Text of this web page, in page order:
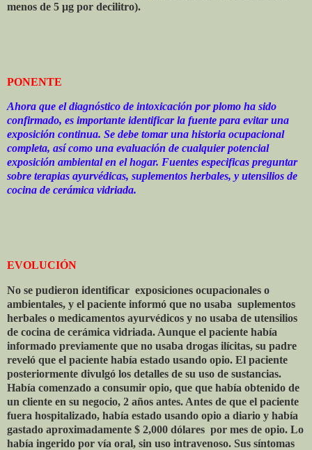
menos de 5 μg por decilitro).
PONENTE
Ahora que el diagnóstico de intoxicación por plomo ha sido
confirmado, es importante identificar la fuente para evitar una
exposición continua. Se debe tomar una historia ocupacional
completa, así como una evaluación de cualquier potencial
exposición ambiental en el hogar. Fuentes especificas preguntar
sobre terapias ayurvédicas, suplementos herbales, y utensilios de
cocina de cerámica vidriada.
EVOLUCIÓN
No se pudieron identificar exposiciones ocupacionales o
ambientales, y el paciente informó que no usaba suplementos
herbales o medicamentos ayurvédicos y no usaba de utensilios
de cocina de cerámica vidriada. Aunque el paciente había
informado previamente que no usaba drogas ilícitas, su padre
reveló que el paciente había estado usando opio. El paciente
posteriormente divulgó los detalles de su uso de sustancias.
Había comenzado a consumir opio, que que había obtenido de
un cliente en su negocio, 2 años antes. Antes de que el paciente
fuera hospitalizado, había estado usando opio a diario y había
gastado aproximadamente $ 2,000 dólares por mes de opio. Lo
había ingerido por vía oral, sin uso intravenoso. Sus síntomas